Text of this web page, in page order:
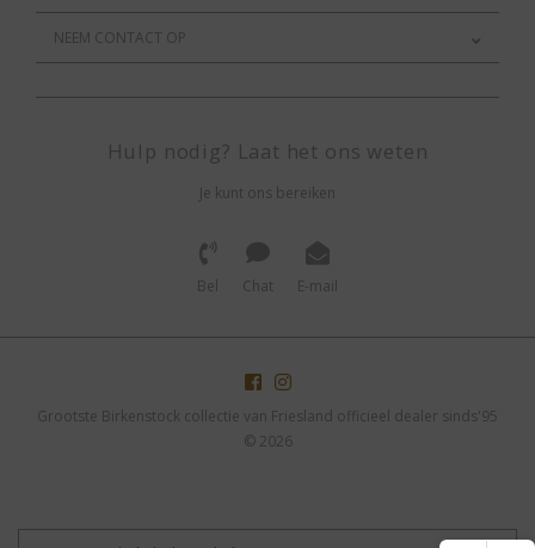
NEEM CONTACT OP
Hulp nodig? Laat het ons weten
Je kunt ons bereiken
Bel Chat E-mail
Grootste Birkenstock collectie van Friesland officieel dealer sinds'95
© 2026